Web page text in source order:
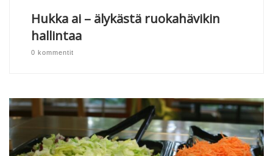
Hukka ai – älykästä ruokahävikin
hallintaa
0 kommentit